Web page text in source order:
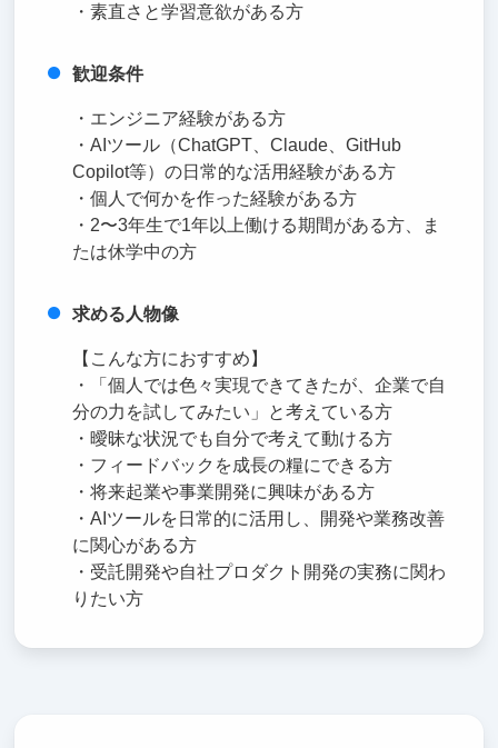
・素直さと学習意欲がある方
歓迎条件
・エンジニア経験がある方
・AIツール（ChatGPT、Claude、GitHub
Copilot等）の日常的な活用経験がある方
・個人で何かを作った経験がある方
・2〜3年生で1年以上働ける期間がある方、ま
たは休学中の方
求める人物像
【こんな方におすすめ】
・「個人では色々実現できてきたが、企業で自
分の力を試してみたい」と考えている方
・曖昧な状況でも自分で考えて動ける方
・フィードバックを成長の糧にできる方
・将来起業や事業開発に興味がある方
・AIツールを日常的に活用し、開発や業務改善
に関心がある方
・受託開発や自社プロダクト開発の実務に関わ
りたい方